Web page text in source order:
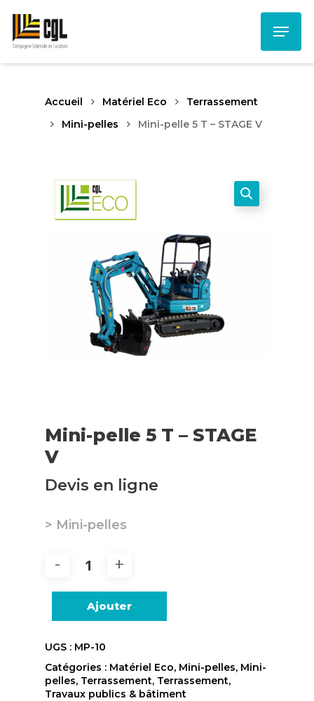
main
content
Menu
Accueil Matériel Eco
Terrassement
Mini-pelles
Mini-pelle 5 T – STAGE V
Mini-pelle 5 T – STAGE
V
Devis en ligne
> Mini-pelles
Ajouter
UGS : MP-10
Catégories : Matériel Eco, Mini-pelles, Mini-
pelles, Terrassement, Terrassement,
Travaux publics & bâtiment